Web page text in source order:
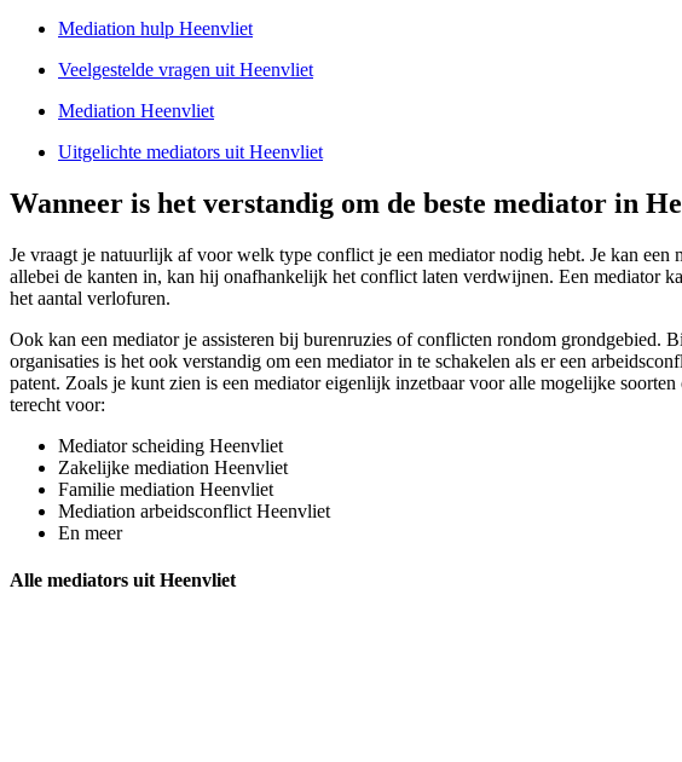
Mediation hulp Heenvliet
Veelgestelde vragen uit Heenvliet
Mediation Heenvliet
Uitgelichte mediators uit Heenvliet
Wanneer is het verstandig om de beste mediator in
Je vraagt je natuurlijk af voor welk type conflict je een mediator nodig hebt. Je kan
allebei de kanten in, kan hij onafhankelijk het conflict laten verdwijnen. Een mediator
het aantal verlofuren.
Ook kan een mediator je assisteren bij burenruzies of conflicten rondom grondgebied.
organisaties is het ook verstandig om een mediator in te schakelen als er een
patent. Zoals je kunt zien is een mediator eigenlijk inzetbaar voor alle mogelijke
terecht voor:
Mediator scheiding Heenvliet
Zakelijke mediation Heenvliet
Familie mediation Heenvliet
Mediation arbeidsconflict Heenvliet
En meer
Alle mediators uit Heenvliet